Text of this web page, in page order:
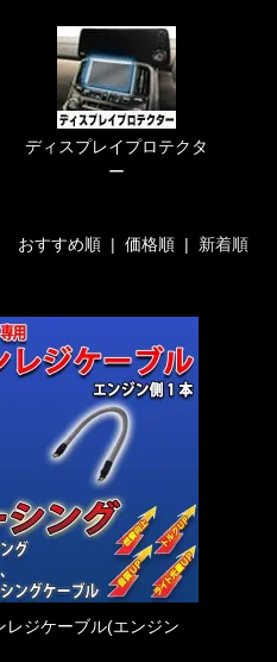
ディスプレイプロテクタ
ー
おすすめ順| 価格順| 新着順
レジケーブル(エンジン